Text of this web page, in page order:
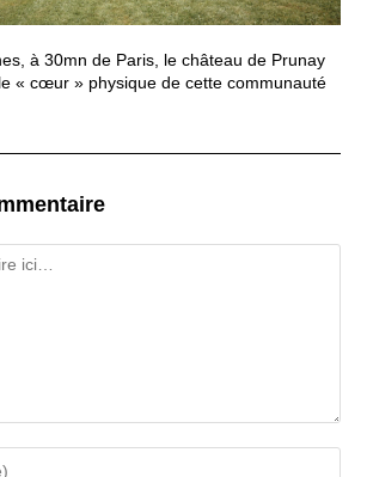
à 30mn de Paris, le château de Prunay
« cœur » physique de cette communauté